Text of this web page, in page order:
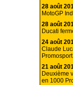
28 août
MotoGP
28 août
Ducati
24 août
Claude
21 août
Deuxième
en 1000